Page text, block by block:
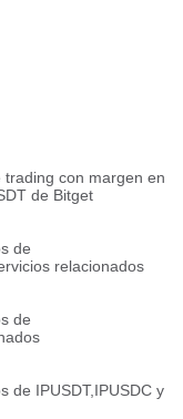
con margen en
de Bitget
de
relacionados
de
de IPUSDT,IPUSDC y